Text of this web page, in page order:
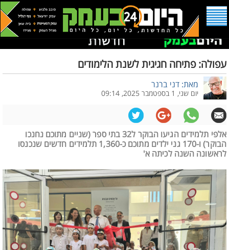
עפולה: פתיחה חגיגית לשנת הלימודים
מאת: דני ברנר
יום שני, 1 בספטמבר 2025, 09:14
אלפי תלמידים הגיעו הבוקר ל32 בתי ספר (שניים מתוכם נחנכו
הבוקר) ו-170 גני ילדים מתוכם כ-1,360 תלמידים חדשים שנכנסו
לראשונה השנה לכיתה א'